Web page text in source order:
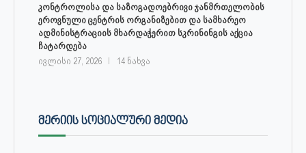
კონტროლისა და საზოგადოებრივი ჯანმრთელობის
ეროვნული ცენტრის ორგანიზებით და სამხარეო
ადმინისტრაციის მხარდაჭერით სკრინინგის აქცია
ჩატარდება
ივლისი 27, 2026 14 ნახვა
ᲛᲔᲠᲘᲘᲡ ᲡᲝᲪᲘᲐᲚᲣᲠᲘ ᲛᲔᲓᲘᲐ